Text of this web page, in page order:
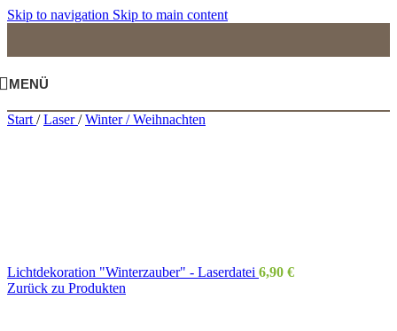
Skip to navigation Skip to main content
MENÜ
Start / Laser/ Winter / Weihnachten
Lichtdekoration "Winterzauber" - Laserdatei 6,90 €
Zurück zu Produkten